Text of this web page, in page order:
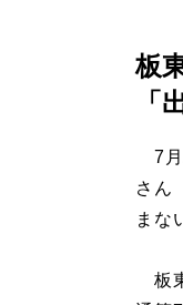
板
「
7月
さん
まな
板